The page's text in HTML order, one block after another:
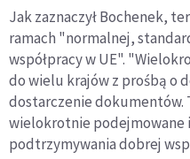
Jak zaznaczył Bochenek,
ramach "normalnej,
współpracy w UE".
do wielu krajów z prośbą o
dostarczenie dokumentów.
wielokrotnie podejmowane
podtrzymywania dobrej